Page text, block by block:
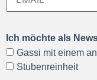
Ich möchte als
Gassi mit einem
Stubenreinheit